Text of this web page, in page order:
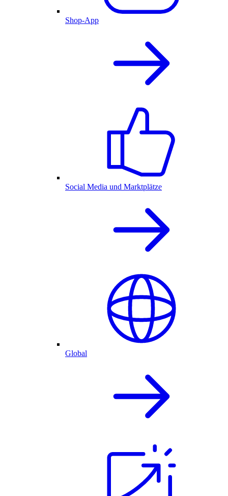
Shop-App
Social Media und Marktplätze
Global